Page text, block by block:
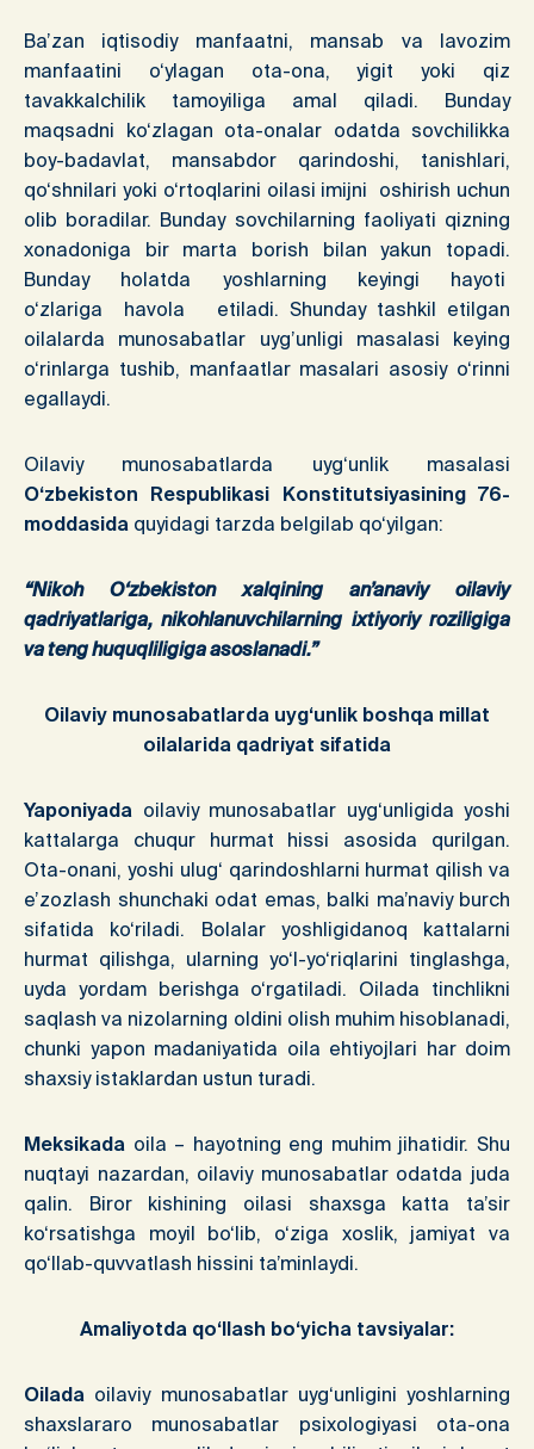
Ba’zan iqtisodiy manfaatni, mansab va lavozim
manfaatini o‘ylagan ota-ona, yigit yoki qiz
tavakkalchilik tamoyiliga amal qiladi. Bunday
maqsadni ko‘zlagan ota-onalar odatda sovchilikka
boy-badavlat, mansabdor qarindoshi, tanishlari,
qo‘shnilari yoki o‘rtoqlarini oilasi imijni oshirish uchun
olib boradilar. Bunday sovchilarning faoliyati qizning
xonadoniga bir marta borish bilan yakun topadi.
Bunday holatda yoshlarning keyingi hayoti
o‘zlariga havola etiladi. Shunday tashkil etilgan
oilalarda munosabatlar uyg’unligi masalasi keying
o‘rinlarga tushib, manfaatlar masalari asosiy o‘rinni
egallaydi.
Oilaviy munosabatlarda uyg‘unlik masalasi
O‘zbekiston Respublikasi Konstitutsiyasining 76-
moddasida quyidagi tarzda belgilab qo‘yilgan:
“Nikoh O‘zbekiston xalqining an’anaviy oilaviy
qadriyatlariga, nikohlanuvchilarning ixtiyoriy roziligiga
va teng huquqliligiga asoslanadi.”
Oilaviy munosabatlarda uyg‘unlik boshqa millat
oilalarida qadriyat sifatida
Yaponiyada oilaviy munosabatlar uyg‘unligida yoshi
kattalarga chuqur hurmat hissi asosida qurilgan.
Ota-onani, yoshi ulug‘ qarindoshlarni hurmat qilish va
e’zozlash shunchaki odat emas, balki ma’naviy burch
sifatida ko‘riladi. Bolalar yoshligidanoq kattalarni
hurmat qilishga, ularning yo‘l-yo‘riqlarini tinglashga,
uyda yordam berishga o‘rgatiladi. Oilada tinchlikni
saqlash va nizolarning oldini olish muhim hisoblanadi,
chunki yapon madaniyatida oila ehtiyojlari har doim
shaxsiy istaklardan ustun turadi.
Meksikada oila – hayotning eng muhim jihatidir. Shu
nuqtayi nazardan, oilaviy munosabatlar odatda juda
qalin. Biror kishining oilasi shaxsga katta ta’sir
ko‘rsatishga moyil bo‘lib, o‘ziga xoslik, jamiyat va
qo‘llab-quvvatlash hissini ta’minlaydi.
Amaliyotda qo‘llash bo‘yicha tavsiyalar:
Oilada oilaviy munosabatlar uyg‘unligini yoshlarning
shaxslararo munosabatlar psixologiyasi ota-ona